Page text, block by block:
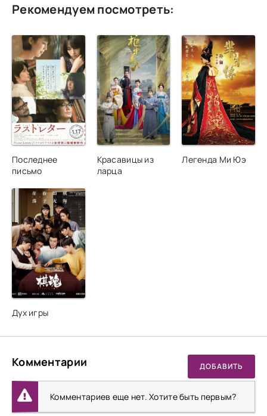
Рекомендуем посмотреть:
Последнее
письмо
Красавицы из
ларца
Легенда Ми Юэ
Дух игры
Комментарии ДОБАВИТЬ
Комментариев еще нет. Хотите быть первым?